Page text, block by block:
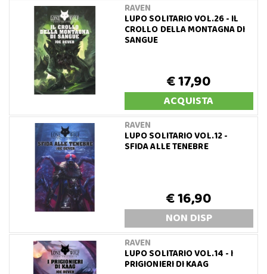
RAVEN
LUPO SOLITARIO VOL.26 - IL
CROLLO DELLA MONTAGNA DI
SANGUE
€ 17,90
ACQUISTA
RAVEN
LUPO SOLITARIO VOL.12 -
SFIDA ALLE TENEBRE
€ 16,90
NON DISP
RAVEN
LUPO SOLITARIO VOL.14 - I
PRIGIONIERI DI KAAG